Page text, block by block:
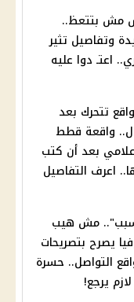
مش بتتعظ..
وتفاصيل تثير
اعتـ دوا عليه
تتحرك بعد
واقعة قطط
بعد أن كتب
اعرف التفاصيل
مش هيب
يصرح بتصريحات
التواصل.. حسرة
يرجع!